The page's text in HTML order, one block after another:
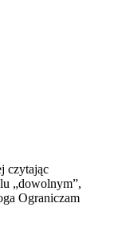
czytając
„dowolnym”,
Ograniczam